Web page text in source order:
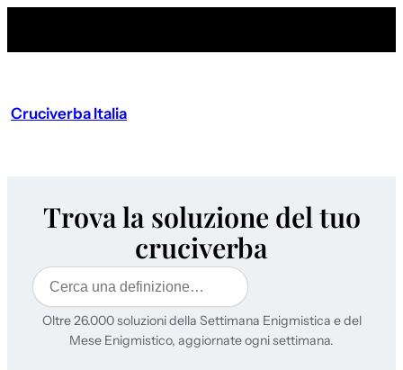
Cruciverba Italia
Trova la soluzione del tuo
cruciverba
Cerca
Oltre 26.000 soluzioni della Settimana Enigmistica e del
Mese Enigmistico, aggiornate ogni settimana.